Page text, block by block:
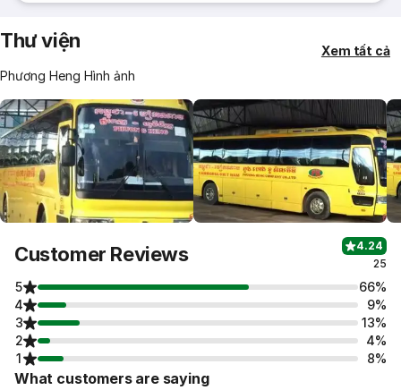
Thư viện
Phương Heng Hình ảnh
Xem tất cả
Customer Reviews
4.24
25
5
66%
4
9%
3
13%
2
4%
1
8%
What customers are saying